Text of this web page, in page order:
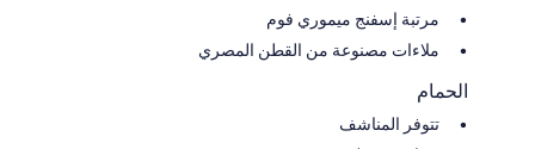
مرتبة إسفنج ميموري فوم
ملاءات مصنوعة من القطن المصري
الحمام
تتوفر المناشف